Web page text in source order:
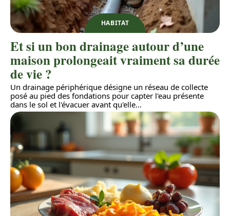
HABITAT
Et si un bon drainage autour d’une
maison prolongeait vraiment sa durée
de vie ?
Un drainage périphérique désigne un réseau de collecte
posé au pied des fondations pour capter l'eau présente
dans le sol et l'évacuer avant qu'elle…